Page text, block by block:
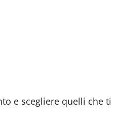
e scegliere quelli che ti